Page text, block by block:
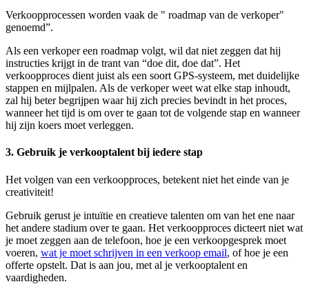
Verkoopprocessen worden vaak de " roadmap van de verkoper"
genoemd”.
Als een verkoper een roadmap volgt, wil dat niet zeggen dat hij
instructies krijgt in de trant van “doe dit, doe dat”. Het
verkoopproces dient juist als een soort GPS-systeem, met duidelijke
stappen en mijlpalen. Als de verkoper weet wat elke stap inhoudt,
zal hij beter begrijpen waar hij zich precies bevindt in het proces,
wanneer het tijd is om over te gaan tot de volgende stap en wanneer
hij zijn koers moet verleggen.
3. Gebruik je verkooptalent bij iedere stap
Het volgen van een verkoopproces, betekent niet het einde van je
creativiteit!
Gebruik gerust je intuïtie en creatieve talenten om van het ene naar
het andere stadium over te gaan. Het verkoopproces dicteert niet wat
je moet zeggen aan de telefoon, hoe je een verkoopgesprek moet
voeren, wat je moet schrijven in een verkoop email, of hoe je een
offerte opstelt. Dat is aan jou, met al je verkooptalent en
vaardigheden.